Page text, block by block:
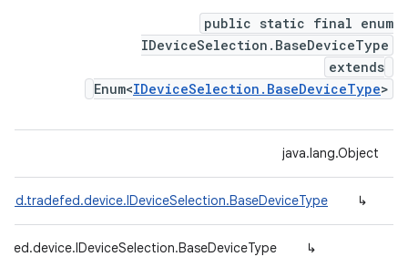
public static final enum
IDeviceSelection.BaseDeviceType
extends
Enum<IDeviceSelection.BaseDeviceType>
java.lang.Object
↳
↳